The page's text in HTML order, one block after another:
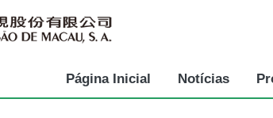
Página Inicial Notícias